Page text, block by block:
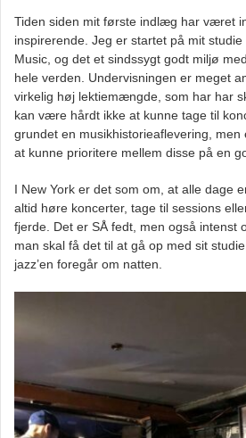
Tiden siden mit første indlæg har været
inspirerende. Jeg er startet på mit
Music, og det et sindssygt godt miljø
hele verden. Undervisningen er meget
virkelig høj lektiemængde, som har har
kan være hårdt ikke at kunne tage til
grundet en musikhistorieaflevering,
at kunne prioritere mellem disse på en
I New York er det som om, at alle dage
altid høre koncerter, tage til sessions
fjerde. Det er SÅ fedt, men også
man skal få det til at gå op med sit
jazz’en foregår om natten.